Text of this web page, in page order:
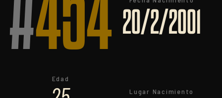
20/2/2001
Edad
Lugar Nacimiento